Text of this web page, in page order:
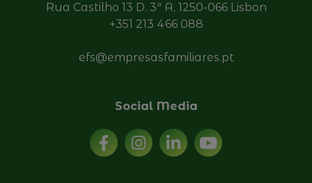
Rua Castilho 13 D. 3ª A, 1250-066 Lisbon
+351 213 466 088
efs@empresasfamiliares.pt
Social Media